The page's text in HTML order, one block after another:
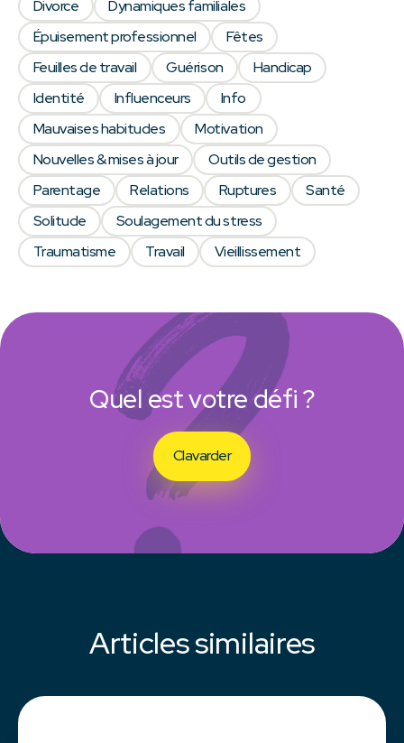
Quel est votre défi ?
Clavarder
Divorce
Dynamiques familiales
Épuisement professionnel
Fêtes
Feuilles de travail
Guérison
Handicap
Identité
Influenceurs
Info
Mauvaises habitudes
Motivation
Nouvelles & mises à jour
Outils de gestion
Parentage
Relations Ruptures
Santé
Solitude
Soulagement du stress
Traumatisme
Travail Vieillissement
Articles similaires